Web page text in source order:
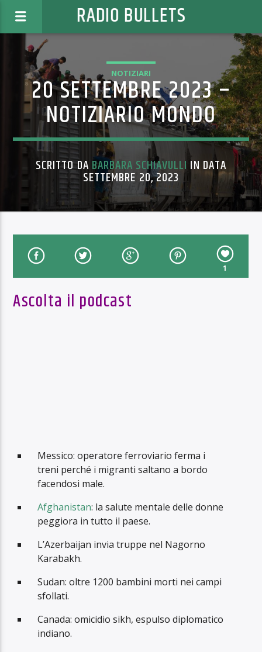
RADIO BULLETS
NOTIZIARI
20 SETTEMBRE 2023 –
NOTIZIARIO MONDO
SCRITTO DA BARBARA SCHIAVULLI IN DATA
SETTEMBRE 20, 2023
1
Ascolta il podcast
Messico: operatore ferroviario ferma i
treni perché i migranti saltano a bordo
facendosi male.
Afghanistan: la salute mentale delle donne
peggiora in tutto il paese.
L’Azerbaijan invia truppe nel Nagorno
Karabakh.
Sudan: oltre 1200 bambini morti nei campi
sfollati.
Canada: omicidio sikh, espulso diplomatico
indiano.